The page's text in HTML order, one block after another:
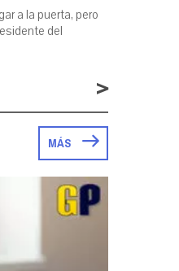
a la puerta, pero
del
>
MÁS